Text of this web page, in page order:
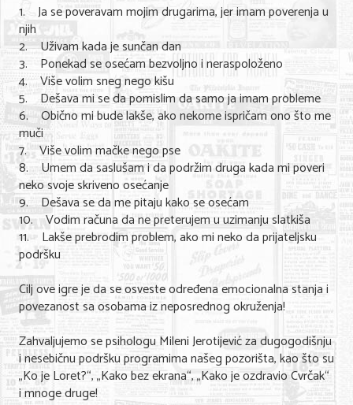
1. Ja se poveravam mojim drugarima, jer imam poverenja u
njih
2. Uživam kada je sunčan dan
3. Ponekad se osećam bezvoljno i neraspoloženo
4. Više volim sneg nego kišu
5. Dešava mi se da pomislim da samo ja imam probleme
6. Obično mi bude lakše, ako nekome ispričam ono što me
muči
7. Više volim mačke nego pse
8. Umem da saslušam i da podržim druga kada mi poveri
neko svoje skriveno osećanje
9. Dešava se da me pitaju kako se osećam
10. Vodim računa da ne preterujem u uzimanju slatkiša
11. Lakše prebrodim problem, ako mi neko da prijateljsku
podršku
Cilj ove igre je da se osveste određena emocionalna stanja i
povezanost sa osobama iz neposrednog okruženja!
Zahvaljujemo se psihologu Mileni Jerotijević za dugogodišnju
i nesebičnu podršku programima našeg pozorišta, kao što su
„Ko je Loret?“, „Kako bez ekrana“, „Kako je ozdravio Cvrčak“
i mnoge druge!